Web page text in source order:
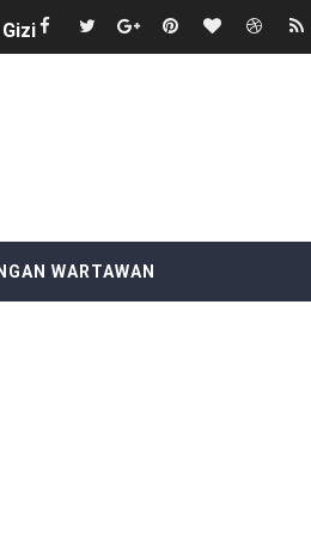
Nasional Copot Korcam saketi
LIBAS Desak Audit Menyeluruh
SEMANGAT KEMERDEKAAN
Witjaksono Sutarman
WARTAWAN